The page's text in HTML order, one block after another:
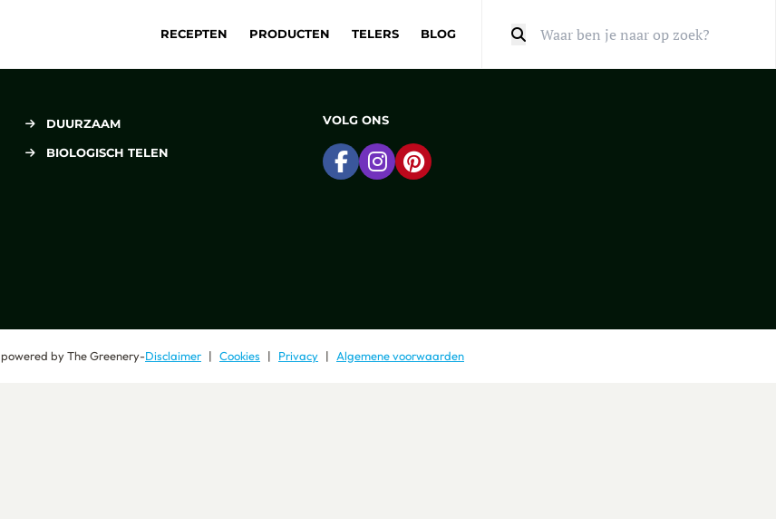
RECEPTEN PRODUCTEN TELERS BLOG
DUURZAAM
BIOLOGISCH TELEN
VOLG ONS
Ga naar Facebook
Ga naar Instagram
Ga naar Pinterest
powered byThe Greenery-Disclaimer Cookies Privacy Algemene voorwaarden